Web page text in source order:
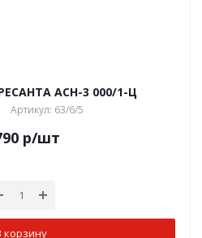
АСН-3 000/1-Ц
Артикул: 63/6/5
р/шт
корзину